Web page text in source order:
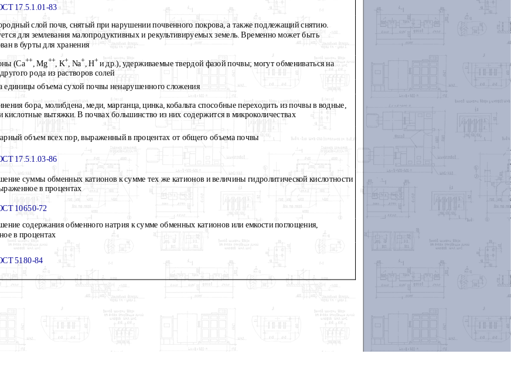
17.5.1.01-83
слой почв, снятый при нарушении почвенного покрова, а также подлежащий снятию.
для землевания малопродуктивных и рекультивируемых земель. Временно может быть
в бурты для хранения
(Са++, Mg++, K+, Na+,H+и др.), удерживаемые твердой фазой почвы; могут обмениваться на
рода из растворов солей
единицы объема сухой почвы ненарушенного сложения
бора, молибдена, меди, марганца, цинка, кобальта способные переходить из почвы в водные,
кислотные вытяжки. В почвах большинство из них содержится в микроколичествах
объем всех пор, выраженный в процентах от общего объема почвы
17.5.1.03-86
суммы обменных катионов к сумме тех же катионов и величины гидролитической кислотности
в процентах
10650-72
содержания обменного натрия к сумме обменных катионов или емкости поглощения,
в процентах
5180-84